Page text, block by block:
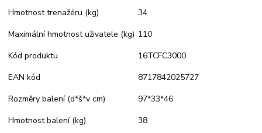
Hmotnost trenažéru (kg)
34
Maximální hmotnost uživatele (kg) 110
Kód produktu
16TCFC3000
EAN kód
8717842025727
Rozměry balení (d*š*v cm)
97*33*46
Hmotnost balení (kg)
38